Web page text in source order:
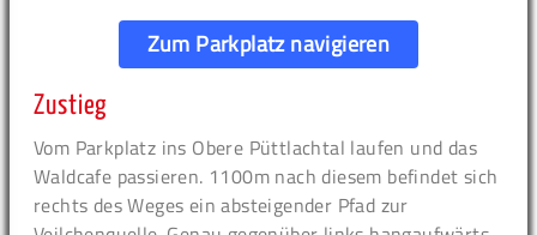
Zum Parkplatz navigieren
Zustieg
Vom Parkplatz ins Obere Püttlachtal laufen und das
Waldcafe passieren. 1100m nach diesem befindet sich
rechts des Weges ein absteigender Pfad zur